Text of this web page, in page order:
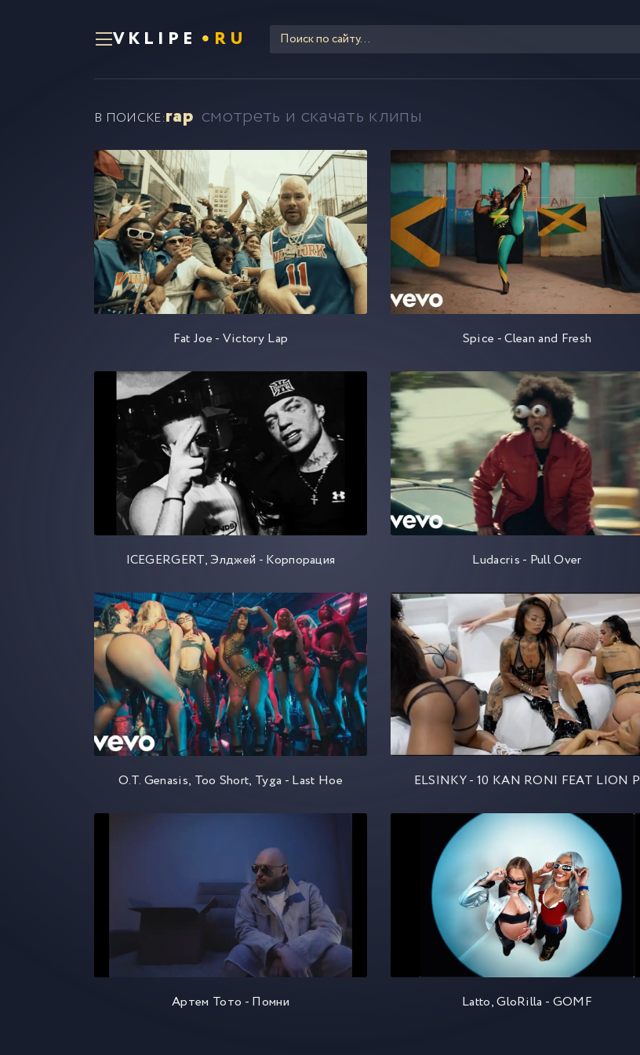
VKLIPE RU
В ПОИСКЕ:rap смотреть и скачать клипы
Fat Joe - Victory Lap Spice - Clean and Fresh
ICEGERGERT, Элджей - Корпорация Ludacris - Pull Over
O.T. Genasis, Too Short, Tyga - Last Hoe ELSINKY - 10 KAN RONI FEAT LION P
Артем Тото - Помни Latto, GloRilla - GOMF